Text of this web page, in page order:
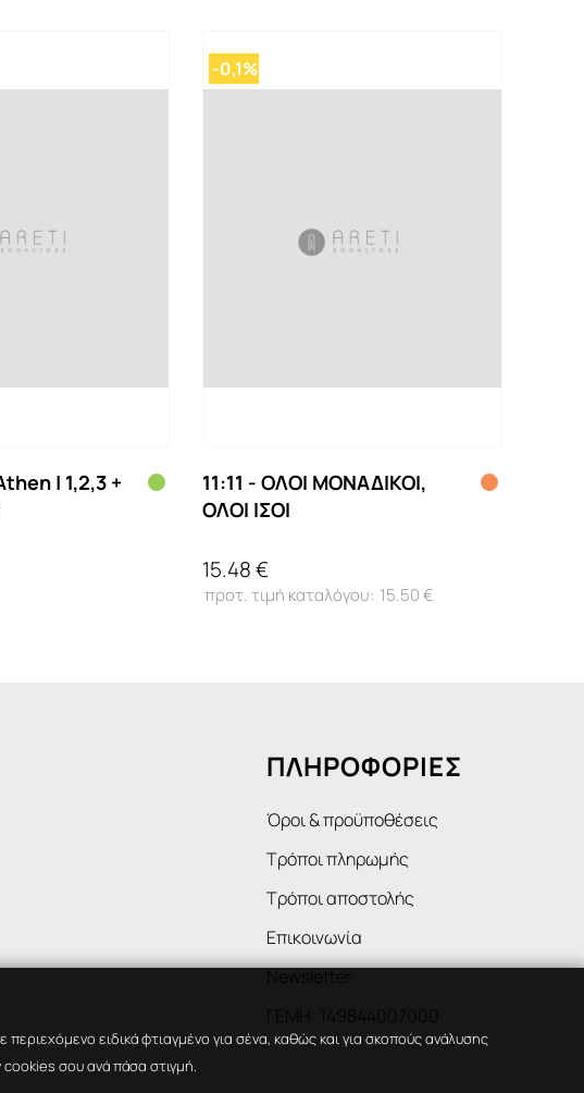
| 1,2,3 +
-0,1%
11:11 - ΟΛΟΙ ΜΟΝΑΔΙΚΟΙ,
ΟΛΟΙ ΙΣΟΙ
15.48 €
15.50 €
ΠΛΗΡΟΦΟΡΙΕΣ
Όροι & προϋποθέσεις
Τρόποι πληρωμής
Τρόποι αποστολής
Επικοινωνία
Newsletter
ειδικά φτιαγμένο για σένα, καθώς και για σκοπούς ανάλυσης
cookies σου ανά πάσα στιγμή.